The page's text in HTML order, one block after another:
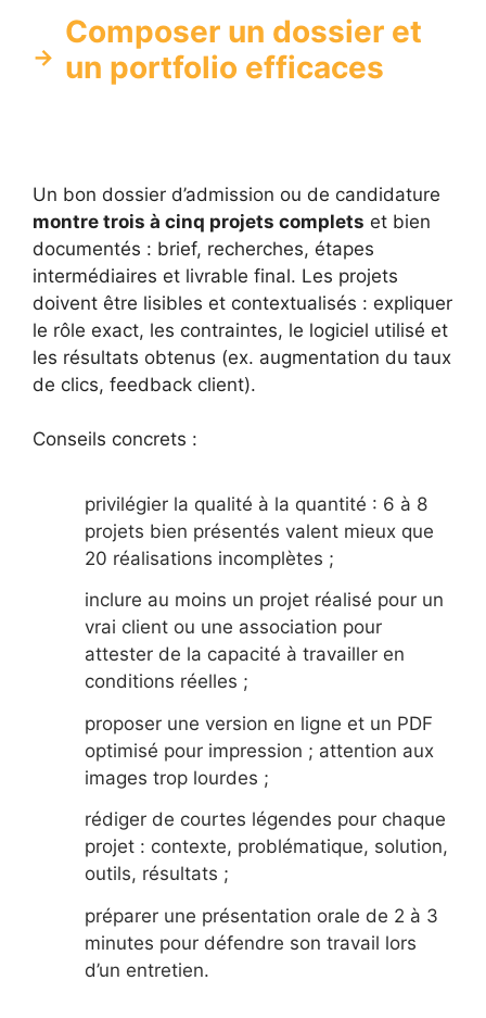
Composer un dossier et
un portfolio efficaces
Un bon dossier d’admission ou de candidature
montre trois à cinq projets complets et bien
documentés : brief, recherches, étapes
intermédiaires et livrable final. Les projets
doivent être lisibles et contextualisés : expliquer
le rôle exact, les contraintes, le logiciel utilisé et
les résultats obtenus (ex. augmentation du taux
de clics, feedback client).
Conseils concrets :
privilégier la qualité à la quantité : 6 à 8
projets bien présentés valent mieux que
20 réalisations incomplètes ;
inclure au moins un projet réalisé pour un
vrai client ou une association pour
attester de la capacité à travailler en
conditions réelles ;
proposer une version en ligne et un PDF
optimisé pour impression ; attention aux
images trop lourdes ;
rédiger de courtes légendes pour chaque
projet : contexte, problématique, solution,
outils, résultats ;
préparer une présentation orale de 2 à 3
minutes pour défendre son travail lors
d’un entretien.